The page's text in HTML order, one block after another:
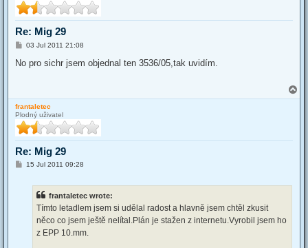
Re: Mig 29
P
s
03 Jul 2011 21:08
No pro sichr jsem objednal ten 3536/05,tak uvidím.
o
frantaletec
Plodný uživatel
Re: Mig 29
P15 Jul 2011 09:28
frantaletec wrote:
Tímto letadlem jsem si udělal radost a hlavně jsem chtěl zkusit
něco co jsem ještě nelítal.Plán je stažen z internetu.Vyrobil jsem ho
z EPP 10.mm.